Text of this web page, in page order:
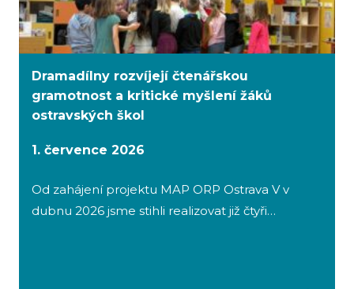
Dramadílny rozvíjejí čtenářskou
gramotnost a kritické myšlení žáků
ostravských škol
1. července 2026
Od zahájení projektu MAP ORP Ostrava V v
dubnu 2026 jsme stihli realizovat již čtyři…